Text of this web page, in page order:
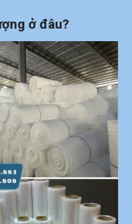
ở đâu?